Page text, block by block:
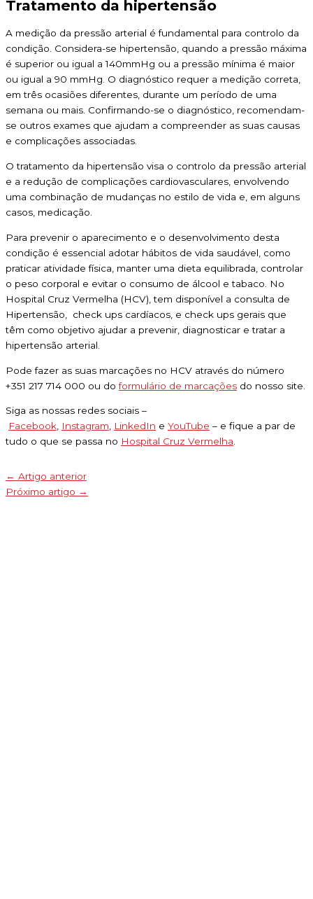
Tratamento da hipertensão
A medição da pressão arterial é fundamental para controlo da
condição. Considera-se hipertensão, quando a pressão máxima
é superior ou igual a 140mmHg ou a pressão mínima é maior
ou igual a 90 mmHg. O diagnóstico requer a medição correta,
em três ocasiões diferentes, durante um período de uma
semana ou mais. Confirmando-se o diagnóstico, recomendam-
se outros exames que ajudam a compreender as suas causas
e complicações associadas.
O tratamento da hipertensão visa o controlo da pressão arterial
e a redução de complicações cardiovasculares, envolvendo
uma combinação de mudanças no estilo de vida e, em alguns
casos, medicação.
Para prevenir o aparecimento e o desenvolvimento desta
condição é essencial adotar hábitos de vida saudável, como
praticar atividade física, manter uma dieta equilibrada, controlar
o peso corporal e evitar o consumo de álcool e tabaco. No
Hospital Cruz Vermelha (HCV), tem disponível a consulta de
Hipertensão, check ups cardíacos, e check ups gerais que
têm como objetivo ajudar a prevenir, diagnosticar e tratar a
hipertensão arterial.
Pode fazer as suas marcações no HCV através do número
+351 217 714 000 ou doformulário de marcações do nosso site.
Siga as nossas redes sociais –
Facebook Instagram LinkedIn e YouTube – e fique a par de
tudo o que se passa no Hospital Cruz Vermelha
← Artigo anterior
Próximo artigo →